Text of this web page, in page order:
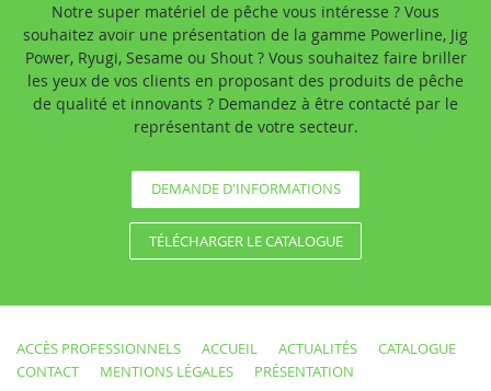
Notre super matériel de pêche vous intéresse ? Vous
souhaitez avoir une présentation de la gamme Powerline, Jig
Power, Ryugi, Sesame ou Shout ? Vous souhaitez faire briller
les yeux de vos clients en proposant des produits de pêche
de qualité et innovants ? Demandez à être contacté par le
représentant de votre secteur.
DEMANDE D'INFORMATIONS
TÉLÉCHARGER LE CATALOGUE
ACCÈS PROFESSIONNELS ACCUEIL ACTUALITÉS
CATALOGUE
CONTACT
MENTIONS LÉGALES PRÉSENTATION